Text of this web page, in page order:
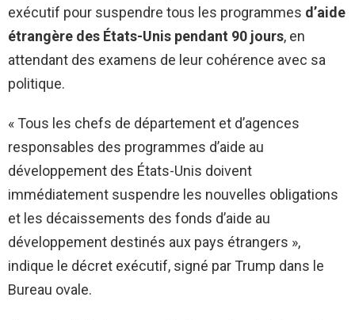
exécutif pour suspendre tous les programmes d’aide
étrangère des États-Unis pendant 90 jours, en
attendant des examens de leur cohérence avec sa
politique.
« Tous les chefs de département et d’agences
responsables des programmes d’aide au
développement des États-Unis doivent
immédiatement suspendre les nouvelles obligations
et les décaissements des fonds d’aide au
développement destinés aux pays étrangers »,
indique le décret exécutif, signé par Trump dans le
Bureau ovale.